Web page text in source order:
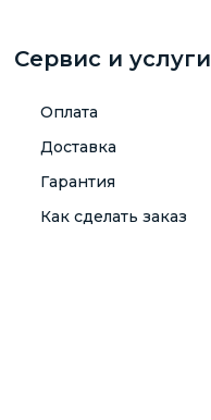
Сервис и услуги
Оплата
Доставка
Гарантия
Как сделать заказ